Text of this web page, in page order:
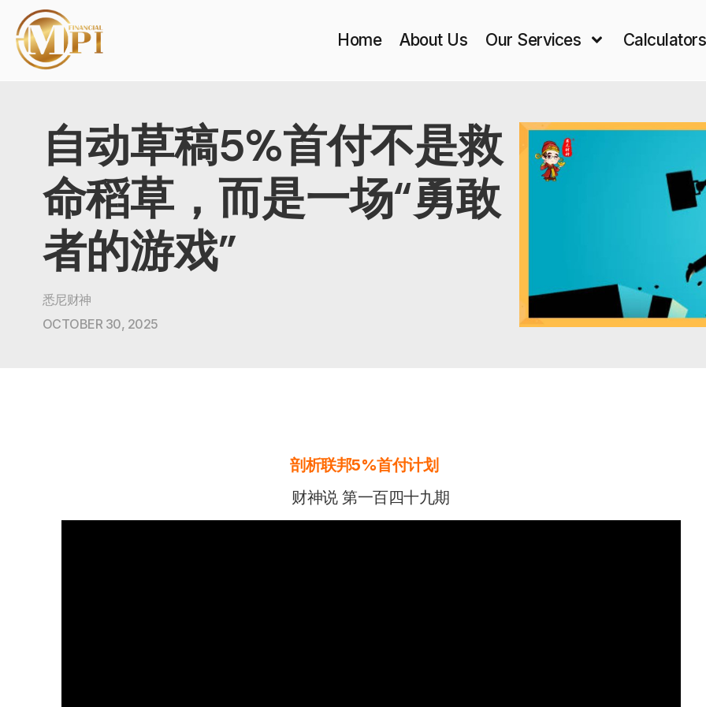
Home About Us Our Services Calculators
自动草稿5%首付不是救
命稻草，而是一场“勇敢
者的游戏”
悉尼财神
OCTOBER 30, 2025
剖析联邦5%首付计划
财神说 第一百四十九期